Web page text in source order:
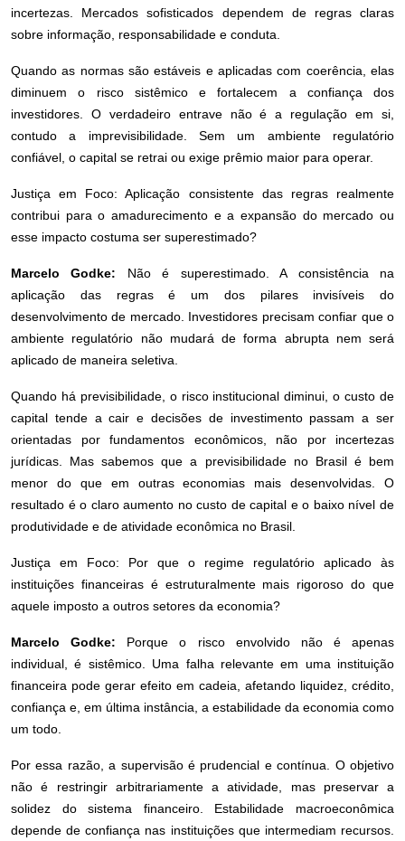
incertezas. Mercados sofisticados dependem de regras claras
sobre informação, responsabilidade e conduta.
Quando as normas são estáveis e aplicadas com coerência, elas
diminuem o risco sistêmico e fortalecem a confiança dos
investidores. O verdadeiro entrave não é a regulação em si,
contudo a imprevisibilidade. Sem um ambiente regulatório
confiável, o capital se retrai ou exige prêmio maior para operar.
Justiça em Foco: Aplicação consistente das regras realmente
contribui para o amadurecimento e a expansão do mercado ou
esse impacto costuma ser superestimado?
Marcelo Godke: Não é superestimado. A consistência na
aplicação das regras é um dos pilares invisíveis do
desenvolvimento de mercado. Investidores precisam confiar que o
ambiente regulatório não mudará de forma abrupta nem será
aplicado de maneira seletiva.
Quando há previsibilidade, o risco institucional diminui, o custo de
capital tende a cair e decisões de investimento passam a ser
orientadas por fundamentos econômicos, não por incertezas
jurídicas. Mas sabemos que a previsibilidade no Brasil é bem
menor do que em outras economias mais desenvolvidas. O
resultado é o claro aumento no custo de capital e o baixo nível de
produtividade e de atividade econômica no Brasil.
Justiça em Foco: Por que o regime regulatório aplicado às
instituições financeiras é estruturalmente mais rigoroso do que
aquele imposto a outros setores da economia?
Marcelo Godke: Porque o risco envolvido não é apenas
individual, é sistêmico. Uma falha relevante em uma instituição
financeira pode gerar efeito em cadeia, afetando liquidez, crédito,
confiança e, em última instância, a estabilidade da economia como
um todo.
Por essa razão, a supervisão é prudencial e contínua. O objetivo
não é restringir arbitrariamente a atividade, mas preservar a
solidez do sistema financeiro. Estabilidade macroeconômica
depende de confiança nas instituições que intermediam recursos.